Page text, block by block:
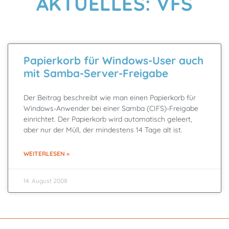
Papierkorb für Windows-User auch
mit Samba-Server-Freigabe
Der Beitrag beschreibt wie man einen Papierkorb für
Windows-Anwender bei einer Samba (CIFS)-Freigabe
einrichtet. Der Papierkorb wird automatisch geleert,
aber nur der Müll, der mindestens 14 Tage alt ist.
WEITERLESEN »
14. August 2008